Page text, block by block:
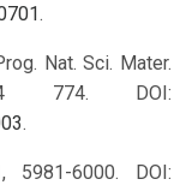
.
Nat. Sci. Mater.
774. DOI:
.
6000. DOI: